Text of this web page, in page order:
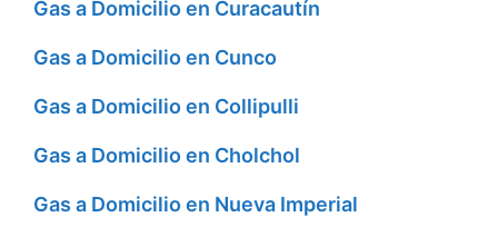
Gas a Domicilio en Curacautín
Gas a Domicilio en Cunco
Gas a Domicilio en Collipulli
Gas a Domicilio en Cholchol
Gas a Domicilio en Nueva Imperial